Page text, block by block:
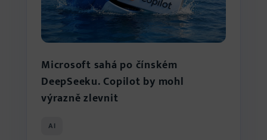
Microsoft sahá po čínském
DeepSeeku. Copilot by mohl
výrazně zlevnit
AI